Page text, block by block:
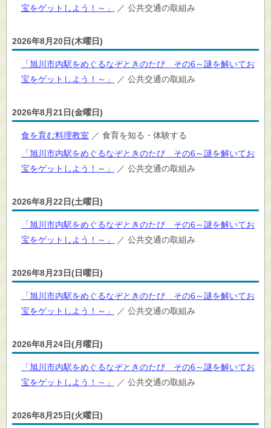
宝をゲットしよう！～」
／ 公共交通の取組み
2026年8月20日(木曜日)
「旭川市内駅をめぐるなぞときのたび その6～謎を解いてお
宝をゲットしよう！～」
／ 公共交通の取組み
2026年8月21日(金曜日)
食を育む料理教室 ／ 食育を知る・体験する
「旭川市内駅をめぐるなぞときのたび その6～謎を解いてお
宝をゲットしよう！～」
／ 公共交通の取組み
2026年8月22日(土曜日)
「旭川市内駅をめぐるなぞときのたび その6～謎を解いてお
宝をゲットしよう！～」
／ 公共交通の取組み
2026年8月23日(日曜日)
「旭川市内駅をめぐるなぞときのたび その6～謎を解いてお
宝をゲットしよう！～」
／ 公共交通の取組み
2026年8月24日(月曜日)
「旭川市内駅をめぐるなぞときのたび その6～謎を解いてお
宝をゲットしよう！～」
／ 公共交通の取組み
2026年8月25日(火曜日)